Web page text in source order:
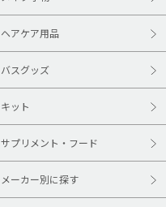
ヘアケア用品
バスグッズ
キット
サプリメント・フード
メーカー別に探す